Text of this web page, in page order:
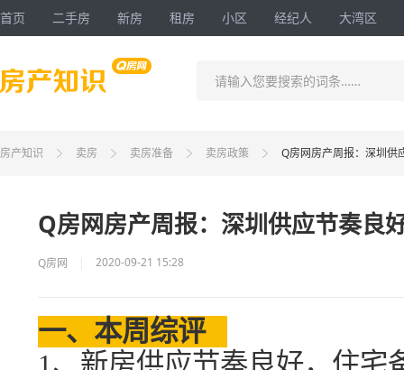
首页 二手房 新房 租房 小区 经纪人 大湾区
请输入您要搜索的词条……
房产知识 卖房 卖房准备 卖房政策 Q房网房产周报：深圳供
Q房网房产周报：深圳供应节奏良
Q房网 2020-09-21 15:28
一、本周综评